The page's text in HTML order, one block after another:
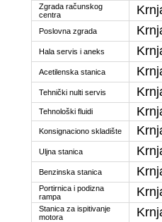
Zgrada računskog
centra
Poslovna zgrada
Hala servis i aneks
Acetilenska stanica
Tehnički nulti servis
Tehnološki fluidi
Konsignaciono skladište
Uljna stanica
Benzinska stanica
Portirnica i podizna
rampa
Stanica za ispitivanje
motora